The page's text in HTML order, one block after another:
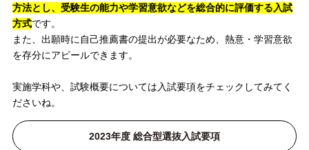
方法とし、受験生の能力や学習意欲などを総合的に評価する入試
方式です。
また、出願時に自己推薦書の提出が必要なため、熱意・学習意欲
を存分にアピールできます。
実施学科や、試験概要については入試要項をチェックしてみてく
ださいね。
2023年度 総合型選抜入試要項